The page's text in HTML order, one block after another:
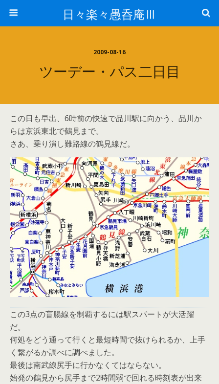
日々楽々愚呑庵Ⅲ
2009-08-16
ツーデー・パス二日目
この日も早出、6時前の快速で品川駅に向かう、品川か
らは京浜東北で鶴見まで。
さあ、乗り潰し難路線の鶴見線だ。
この3点の盲腸線を制覇するには駅スパートが大活躍
だ。
何処をどう通って行くと最短時間で抜けられるか、上手
く繋がるか調べに調べました。
最後は南武線尻手に行かなくてはならない。
始発の鶴見から尻手まで2時間弱で回れる時刻表が出来